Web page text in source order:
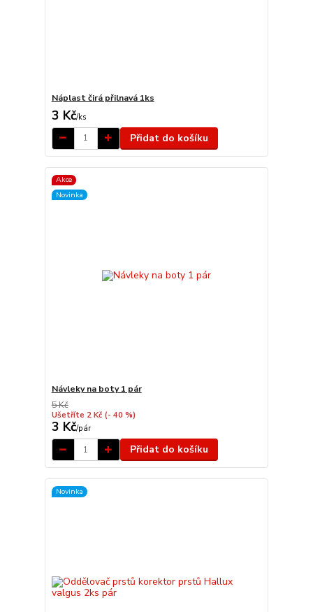
Náplast čirá přilnavá 1ks
3 Kč/ks
Přidat do košíku
Akce
Novinka
Návleky na boty 1 pár
5 Kč
Ušetříte 2 Kč (- 40 %)
3 Kč/pár
Přidat do košíku
Novinka